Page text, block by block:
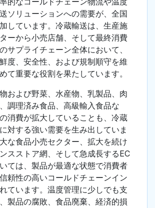
ソリューションへの需要が、全国
しています。冷蔵輸送は、生産施
ーから小売店舗、そして最終消費
サプライチェーン全体において、
度、安全性、および規制順守を維
て重要な役割を果たしています。
および野菜、水産物、乳製品、肉
調理済み食品、高級輸入食品な
消費が拡大していることも、冷蔵
対する強い需要を生み出していま
な食品小売セクター、拡大を続け
スストア網、そして急成長するEC
ては、製品が最適な状態で消費者
頼性の高いコールドチェーンイン
ています。温度管理に少しでも支
製品の腐敗、食品廃棄、経済的損